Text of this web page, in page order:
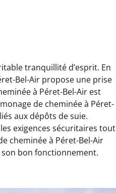
tranquillité d’esprit. En
Bel-Air propose une prise
à Péret-Bel-Air est
de cheminée à Péret-
aux dépôts de suie.
exigences sécuritaires tout
cheminée à Péret-Bel-Air
bon fonctionnement.